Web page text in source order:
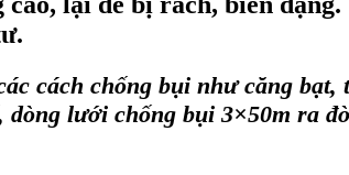
cách chống bụi như căng
dòng lưới chống bụi 3×50m ra